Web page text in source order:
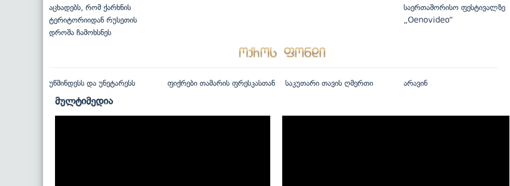
აცხადებს, რომ ქარხნის
ტერიტორიიდან რუსეთის
დროშა ჩამოხსნეს
საერთაშორისო ფესტივალზე
„Oenovideo“
უწმინდესს და უნეტარესს ფიქრები თამარის ფრესკასთან საკუთარი თავის ღმერთი არავინ
მულტიმედია